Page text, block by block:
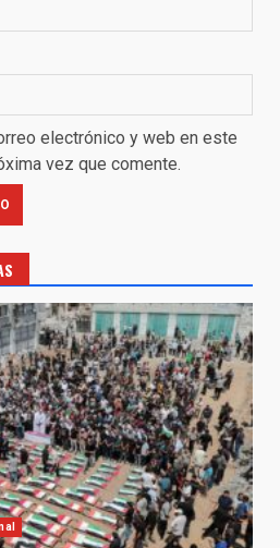
electrónico y web en este
vez que comente.